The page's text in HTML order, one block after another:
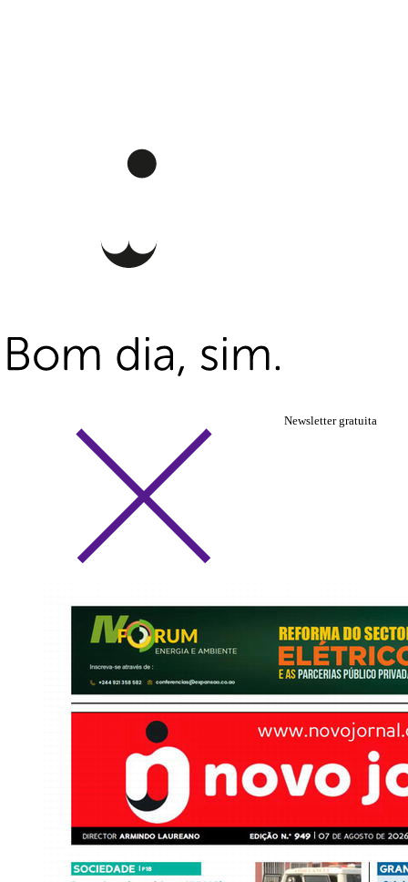
Newsletter gratuita